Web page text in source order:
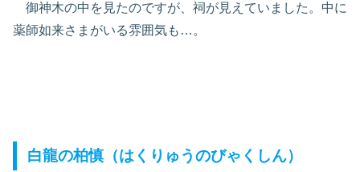
御神木の中を見たのですが、祠が見えていました。中に
薬師如来さまがいる雰囲気も…。
白龍の柏慎（はくりゅうのびゃくしん）